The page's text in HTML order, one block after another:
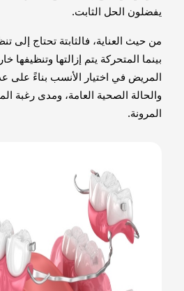
يفضلون الحل الثابت.
من حيث العناية، فالثابتة تحتاج إلى
بينما المتحركة يتم إزالتها وتنظيفها
المريض في اختيار الأنسب بناءً على
والحالة الصحية العامة، ومدى رغبة
المرونة.